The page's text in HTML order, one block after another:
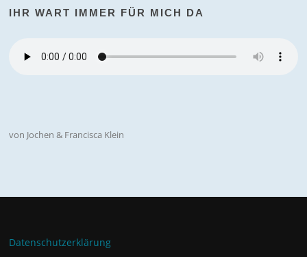
IHR WART IMMER FÜR MICH DA
von Jochen & Francisca Klein
Datenschutzerklärung